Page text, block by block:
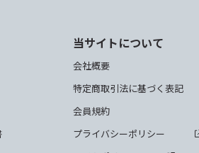
当サイトについて
会社概要
特定商取引法に基づく表記
会員規約
プライバシーポリシー